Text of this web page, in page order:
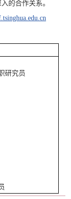
的合作关系。
研究员